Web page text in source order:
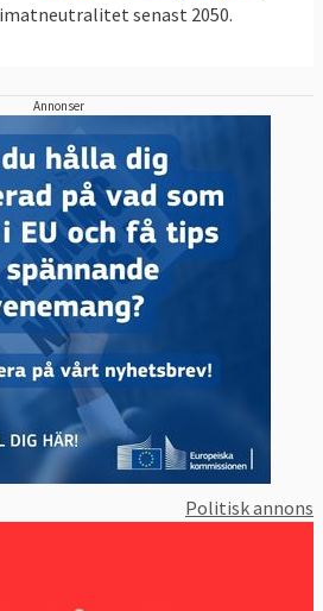
senast 2050.
Annonser
Politisk annons